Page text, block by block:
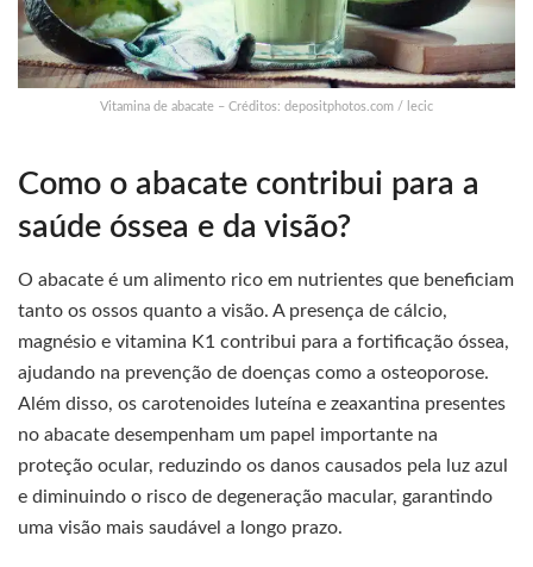
Vitamina de abacate – Créditos: depositphotos.com / lecic
Como o abacate contribui para a
saúde óssea e da visão?
O abacate é um alimento rico em nutrientes que beneficiam
tanto os ossos quanto a visão. A presença de cálcio,
magnésio e vitamina K1 contribui para a fortificação óssea,
ajudando na prevenção de doenças como a osteoporose.
Além disso, os carotenoides luteína e zeaxantina presentes
no abacate desempenham um papel importante na
proteção ocular, reduzindo os danos causados pela luz azul
e diminuindo o risco de degeneração macular, garantindo
uma visão mais saudável a longo prazo.